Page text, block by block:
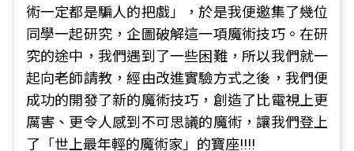
術一定都是騙人的把戲」，於是我便邀集了幾位
同學一起研究，企圖破解這一項魔術技巧。在研
究的途中，我們遇到了一些困難，所以我們就一
起向老師請教，經由改進實驗方式之後，我們便
成功的開發了新的魔術技巧，創造了比電視上更
厲害、更令人感到不可思議的魔術，讓我們登上
了「世上最年輕的魔術家」的寶座!!!!